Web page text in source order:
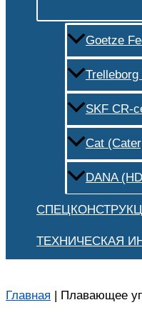
Goetze
Trelleborg
SKF CR-
Cat
DANA
ТЕХНИЧЕСКАЯ
Главная Плавающее